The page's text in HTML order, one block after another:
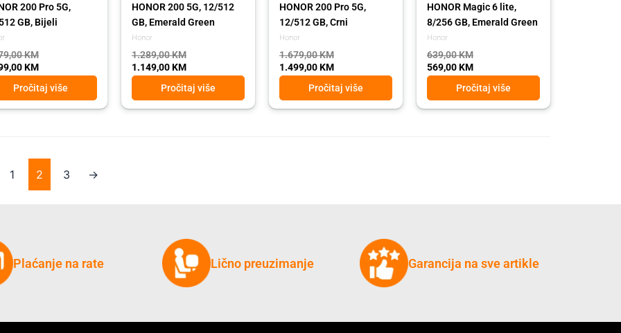
200 Pro 5G,
GB, Bijeli
KM
KM
Pročitaj više
Honor
HONOR 200 5G, 12/512
GB, Emerald Green
1.289,00KM
1.149,00KM
Pročitaj više
Honor
HONOR 200 Pro 5G,
12/512 GB, Crni
1.679,00KM
1.499,00KM
Pročitaj više
Honor
HONOR Magic 6 lite,
8/256 GB, Emerald Green
639,00KM
569,00KM
Pročitaj više
1 2 3 →
Plaćanje na rate Lično preuzimanje Garancija na sve artikle